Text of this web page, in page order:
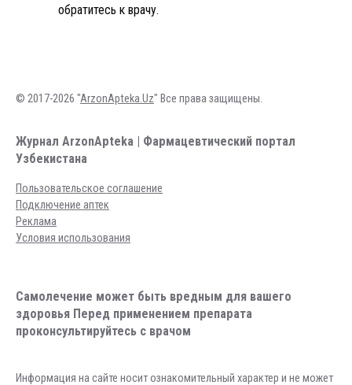
обратитесь к врачу.
© 2017-2026 "ArzonApteka.Uz" Все права защищены.
Журнал ArzonApteka | Фармацевтический портал
Узбекистана
Пользовательское соглашение
Подключение аптек
Реклама
Условия использования
Самолечение может быть вредным для вашего
здоровья Перед применением препарата
проконсультируйтесь с врачом
Информация на сайте носит ознакомительный характер и не может